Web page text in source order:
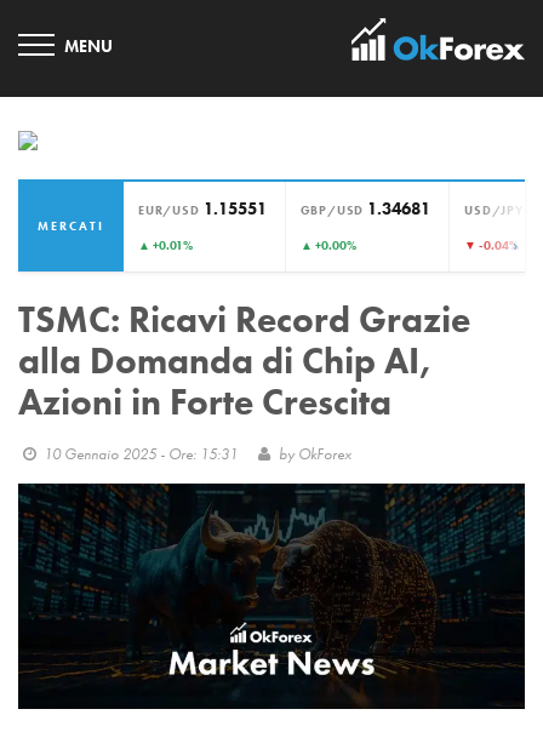
MERCATI
EUR/USD 1.15551
▲ +0.01%
GBP/USD 1.34681
▲ +0.00%
USD/JPY
▼ -0.04%›
TSMC: Ricavi Record Grazie
alla Domanda di Chip AI,
Azioni in Forte Crescita
10 Gennaio 2025 - Ore: 15:31 by OkForex